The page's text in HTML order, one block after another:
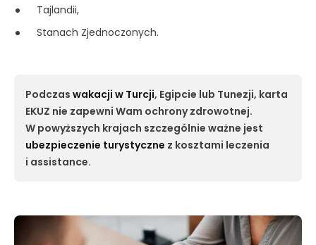
Tajlandii,
Stanach Zjednoczonych.
Podczas wakacji w Turcji, Egipcie lub Tunezji, karta
EKUZ nie zapewni Wam ochrony zdrowotnej.
W powyższych krajach szczególnie ważne jest
ubezpieczenie turystyczne z kosztami leczenia
i assistance.